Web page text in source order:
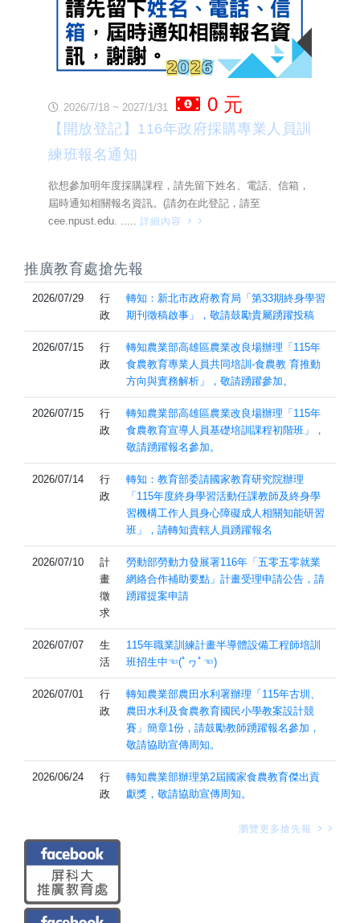
2026/7/18 ~ 2027/1/31 0 元
【開放登記】116年政府採購專業人員訓
練班報名通知
欲想參加明年度採購課程，請先留下姓名、電話、信箱，
屆時通知相關報名資訊。(請勿在此登記，請至
cee.npust.edu. ..... 詳細內容
推廣教育處搶先報
2026/07/29
行
政
轉知：新北市政府教育局「第33期終身學習
期刊徵稿啟事」，敬請鼓勵貴屬踴躍投稿
2026/07/15
行
政
轉知農業部高雄區農業改良場辦理「115年
食農教育專業人員共同培訓-食農教 育推動
方向與實務解析」，敬請踴躍參加。
2026/07/15
行
政
轉知農業部高雄區農業改良場辦理「115年
食農教育宣導人員基礎培訓課程初階班」，
敬請踴躍報名參加。
2026/07/14
行
政
轉知：教育部委請國家教育研究院辦理
「115年度終身學習活動任課教師及終身學
習機構工作人員身心障礙成人相關知能研習
班」，請轉知貴轄人員踴躍報名
2026/07/10
計
畫
徵
求
勞動部勞動力發展署116年「五零五零就業
網絡合作補助要點」計畫受理申請公告，請
踴躍提案申請
2026/07/07
生
活
115年職業訓練計畫半導體設備工程師培訓
班招生中☜(ﾟヮﾟ☜)
2026/07/01
行
政
轉知農業部農田水利署辦理「115年古圳、
農田水利及食農教育國民小學教案設計競
賽」簡章1份，請鼓勵教師踴躍報名參加，
敬請協助宣傳周知。
2026/06/24
行
政
轉知農業部辦理第2屆國家食農教育傑出貢
獻獎，敬請協助宣傳周知。
瀏覽更多搶先報